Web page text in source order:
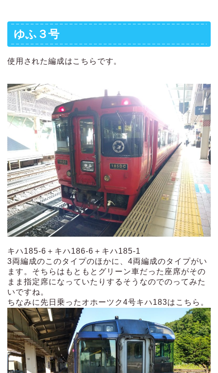
ゆふ３号
使用された編成はこちらです。
キハ185-6＋キハ186-6＋キハ185-1
3両編成のこのタイプのほかに、4両編成のタイプがい
ます。そちらはもともとグリーン車だった座席がその
まま指定席になっていたりするそうなのでのってみた
いですね。
ちなみに先日乗ったオホーツク4号キハ183はこちら。